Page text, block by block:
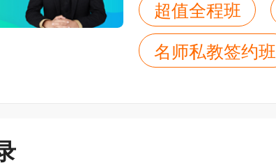
超值全程班
名师私教签约班